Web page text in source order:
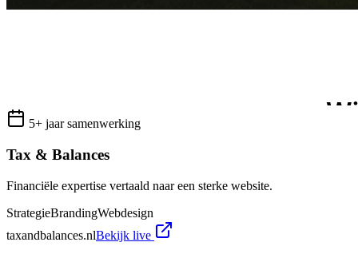
5+ jaar samenwerking
Tax & Balances
Financiële expertise vertaald naar een sterke website.
StrategieBrandingWebdesign
taxandbalances.nlBekijk live